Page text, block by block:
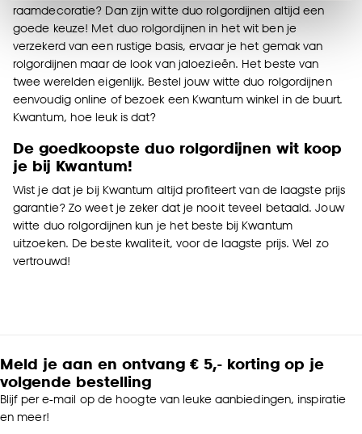
Klik op ‘Ja, alles toestaan’ om gebruik te maken
van alle cookies, of klik op ‘weigeren’ om alleen de
noodzakelijke cookies te accepteren. Je kunt er ook
voor kiezen om bepaalde cookies wel of niet te
accepteren door op ‘Cookies aanpassen’ te
klikken.
Goed om te weten is dat je deze keuze altijd nog
kan aanpassen, bekijk hiervoor onze
cookieverklaring.
raamdecoratie? Dan zijn witte duo rolgordijnen altijd een
goede keuze! Met duo rolgordijnen in het wit ben je
verzekerd van een rustige basis, ervaar je het gemak van
rolgordijnen maar de look van jaloezieën. Het beste van
twee werelden eigenlijk. Bestel jouw witte duo rolgordijnen
eenvoudig online of bezoek een Kwantum winkel in de buurt.
Kwantum, hoe leuk is dat?
De goedkoopste duo rolgordijnen wit koop
je bij Kwantum!
Wist je dat je bij Kwantum altijd profiteert van de laagste prijs
garantie? Zo weet je zeker dat je nooit teveel betaald. Jouw
witte duo rolgordijnen kun je het beste bij Kwantum
uitzoeken. De beste kwaliteit, voor de laagste prijs. Wel zo
vertrouwd!
Meld je aan en ontvang € 5,- korting op je
volgende bestelling
Blijf per e-mail op de hoogte van leuke aanbiedingen, inspiratie
en meer!